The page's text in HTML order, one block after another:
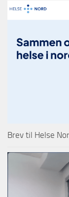
Brev til Helse